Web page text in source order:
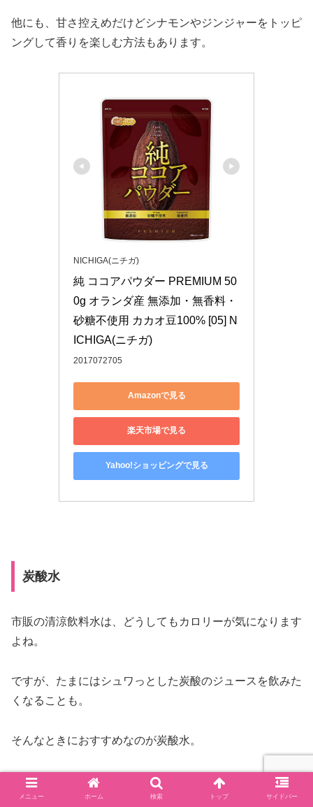
他にも、甘さ控えめだけどシナモンやジンジャーをトッピ
ングして香りを楽しむ方法もあります。
NICHIGA(ニチガ)
純 ココアパウダー PREMIUM 50
0g オランダ産 無添加・無香料・
砂糖不使用 カカオ豆100% [05] N
ICHIGA(ニチガ)
2017072705
Amazonで見る
楽天市場で見る
Yahoo!ショッピングで見る
炭酸水
市販の清涼飲料水は、どうしてもカロリーが気になります
よね。
ですが、たまにはシュワっとした炭酸のジュースを飲みた
くなることも。
そんなときにおすすめなのが炭酸水。
炭酸水に、自分でレモンを絞ったり、しょうが汁を絞って
自家製ジンジャーエールを作るのもおすすめ。
メニュー ホーム 検索 トップ サイドバー